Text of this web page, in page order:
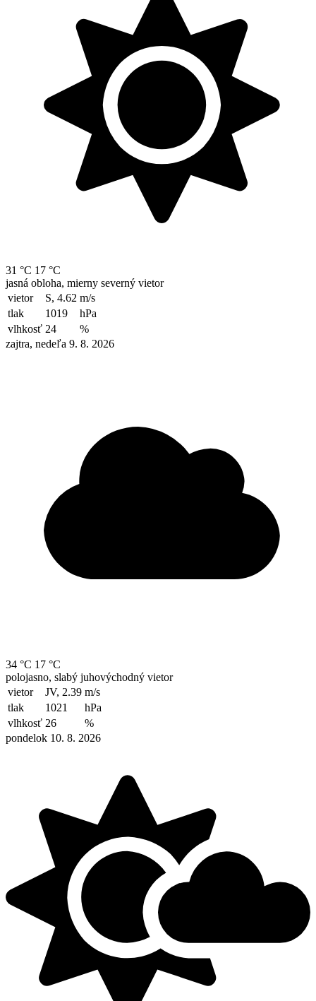
31 °C 17 °C
jasná obloha, mierny severný vietor
vietor
S, 4.62 m/s
tlak
1019
hPa
vlhkosť 24
%
zajtra, nedeľa 9. 8. 2026
34 °C 17 °C
polojasno, slabý juhovýchodný vietor
vietor
JV, 2.39 m/s
tlak
1021
hPa
vlhkosť 26
%
pondelok 10. 8. 2026